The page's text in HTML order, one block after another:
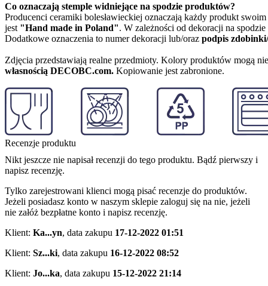
Co oznaczają stemple widniejące na spodzie produktów?
Producenci ceramiki bolesławieckiej oznaczają każdy produkt swoim
jest "Hand made in Poland". W zależności od dekoracji na
Dodatkowe oznaczenia to numer dekoracji lub/oraz podpis
Zdjęcia przedstawiają realne przedmioty. Kolory produktów mogą
własnością DECOBC.com. Kopiowanie jest zabronione.
Recenzje produktu
Nikt jeszcze nie napisał recenzji do tego produktu. Bądź pierwszy i
napisz recenzję.
Tylko zarejestrowani klienci mogą pisać recenzje do produktów.
Jeżeli posiadasz konto w naszym sklepie zaloguj się na nie, jeżeli
nie załóż bezpłatne konto i napisz recenzję.
Klient: Ka...yn, data zakupu 17-12-2022 01:51
Klient: Sz...ki, data zakupu 16-12-2022 08:52
Klient: Jo...ka, data zakupu 15-12-2022 21:14